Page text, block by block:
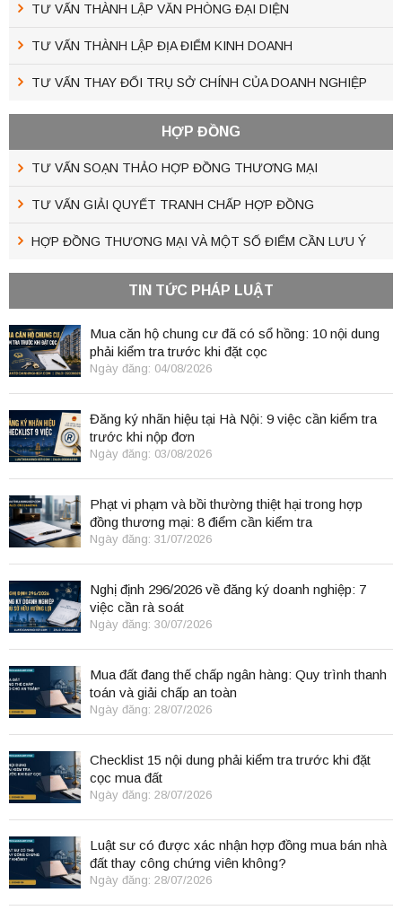
TƯ VẤN THÀNH LẬP VĂN PHÒNG ĐẠI DIỆN
TƯ VẤN THÀNH LẬP ĐỊA ĐIỂM KINH DOANH
TƯ VẤN THAY ĐỔI TRỤ SỞ CHÍNH CỦA DOANH NGHIỆP
HỢP ĐỒNG
TƯ VẤN SOẠN THẢO HỢP ĐỒNG THƯƠNG MẠI
TƯ VẤN GIẢI QUYẾT TRANH CHẤP HỢP ĐỒNG
HỢP ĐỒNG THƯƠNG MẠI VÀ MỘT SỐ ĐIỂM CẦN LƯU Ý
TIN TỨC PHÁP LUẬT
Mua căn hộ chung cư đã có sổ hồng: 10 nội dung
phải kiểm tra trước khi đặt cọc
Ngày đăng: 04/08/2026
Đăng ký nhãn hiệu tại Hà Nội: 9 việc cần kiểm tra
trước khi nộp đơn
Ngày đăng: 03/08/2026
Phạt vi phạm và bồi thường thiệt hại trong hợp
đồng thương mại: 8 điểm cần kiểm tra
Ngày đăng: 31/07/2026
Nghị định 296/2026 về đăng ký doanh nghiệp: 7
việc cần rà soát
Ngày đăng: 30/07/2026
Mua đất đang thế chấp ngân hàng: Quy trình thanh
toán và giải chấp an toàn
Ngày đăng: 28/07/2026
Checklist 15 nội dung phải kiểm tra trước khi đặt
cọc mua đất
Ngày đăng: 28/07/2026
Luật sư có được xác nhận hợp đồng mua bán nhà
đất thay công chứng viên không?
Ngày đăng: 28/07/2026